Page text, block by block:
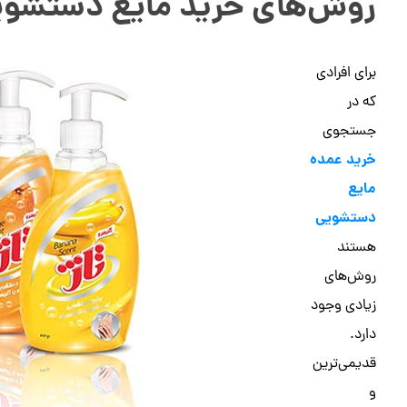
برای افرادی
که در
جستجوی
خرید عمده
مایع
دستشویی
هستند
روش‌های
زیادی وجود
دارد.
قدیمی‌ترین
و